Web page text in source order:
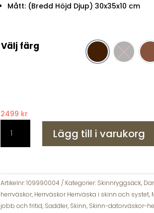
Mått: (Bredd Höjd Djup) 30x35x10 cm
Välj färg
MörkbrunSvart
2499 kr
Palermo
Ryggsäck
skinn
mängd
Lägg till i varukorg
Artikelnr:109990004 Kategorier: Skinnryggsäck,
herrväskor, Herrväskor Herrväska i skinn och systet,
jobb och fritid, Saddler, Skinn, Skinn-datorväskor-